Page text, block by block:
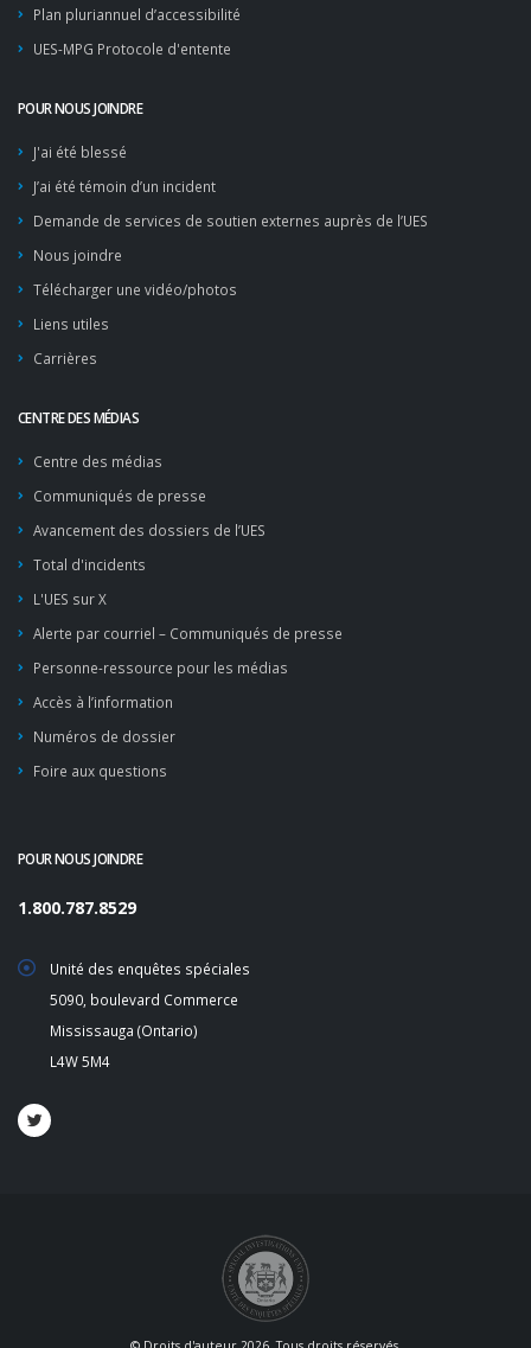
Plan pluriannuel d’accessibilité
UES-MPG Protocole d'entente
POUR NOUS JOINDRE
J'ai été blessé
J’ai été témoin d’un incident
Demande de services de soutien externes auprès de l’UES
Nous joindre
Télécharger une vidéo/photos
Liens utiles
Carrières
CENTRE DES MÉDIAS
Centre des médias
Communiqués de presse
Avancement des dossiers de l’UES
Total d'incidents
L'UES sur X
Alerte par courriel – Communiqués de presse
Personne-ressource pour les médias
Accès à l’information
Numéros de dossier
Foire aux questions
POUR NOUS JOINDRE
1.800.787.8529
Unité des enquêtes spéciales
5090, boulevard Commerce
Mississauga (Ontario)
L4W 5M4